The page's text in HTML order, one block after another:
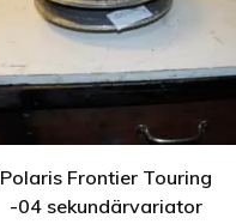
Polaris Frontier Touring
-04 sekundärvariator